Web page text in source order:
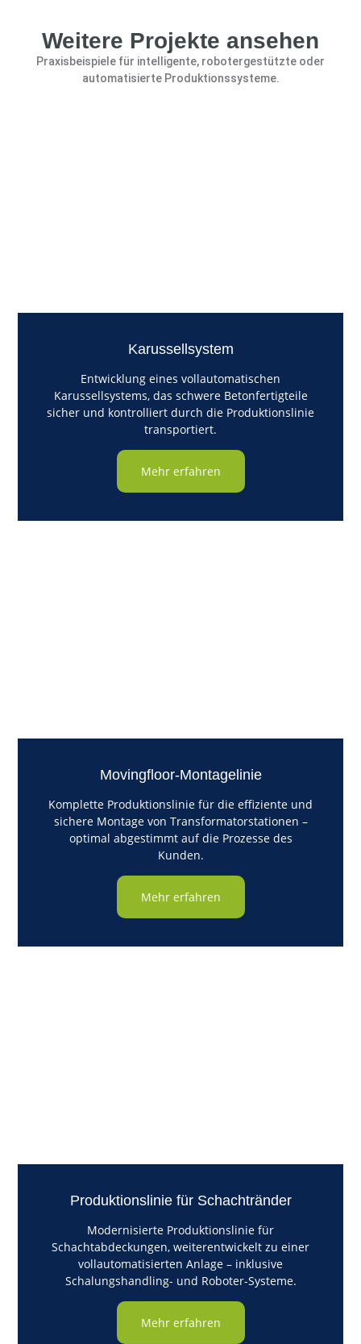
Weitere Projekte ansehen
Praxisbeispiele für intelligente, robotergestützte oder
automatisierte Produktionssysteme.
Karussellsystem
Entwicklung eines vollautomatischen
Karussellsystems, das schwere Betonfertigteile
sicher und kontrolliert durch die Produktionslinie
transportiert.
Mehr erfahren
Movingfloor-Montagelinie
Komplette Produktionslinie für die effiziente und
sichere Montage von Transformatorstationen –
optimal abgestimmt auf die Prozesse des
Kunden.
Mehr erfahren
Produktionslinie für Schachtränder
Modernisierte Produktionslinie für
Schachtabdeckungen, weiterentwickelt zu einer
vollautomatisierten Anlage – inklusive
Schalungshandling- und Roboter-Systeme.
Mehr erfahren